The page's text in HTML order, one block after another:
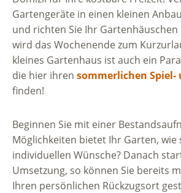
Gartengeräte in einen kleinen
und richten Sie Ihr Gartenhäuschen
wird das Wochenende zum
kleines Gartenhaus ist auch ein
die hier ihren sommerlichen Spiel-
finden!
Beginnen Sie mit einer
Möglichkeiten bietet Ihr Garten, wie
individuellen Wünsche? Danach
Umsetzung, so können Sie bereits
Ihren persönlichen Rückzugsort